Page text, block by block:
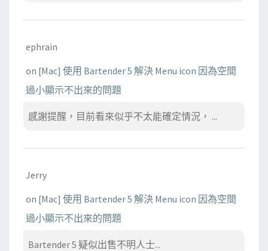
ephrain
on [Mac] 使用 Bartender 5 解決 Menu icon 因為空間
過小顯示不出來的問題
感謝提醒，目前看來似乎不太能確定情況， ...
Jerry
on [Mac] 使用 Bartender 5 解決 Menu icon 因為空間
過小顯示不出來的問題
Bartender 5 疑似出售不明人士...